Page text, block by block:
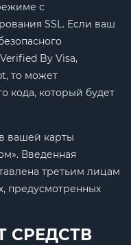
с
SSL. Если ваш
By Visa,
то может
кода, который будет
вашей карты
Введенная
третьим лицам
предусмотренных
СРЕДСТВ